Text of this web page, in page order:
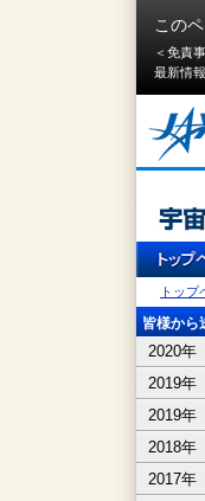
この
＜免責
最新情
トップ
皆様から
2020年
2019年
2019年
2018年
2017年